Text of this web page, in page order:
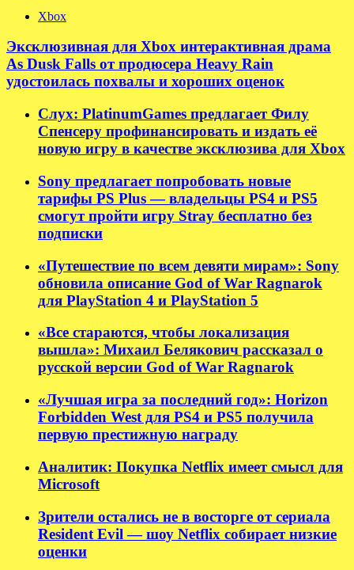
Xbox
Эксклюзивная для Xbox интерактивная драма
As Dusk Falls от продюсера Heavy Rain
удостоилась похвалы и хороших оценок
Слух: PlatinumGames предлагает Филу
Спенсеру профинансировать и издать её
новую игру в качестве эксклюзива для Xbox
Sony предлагает попробовать новые
тарифы PS Plus — владельцы PS4 и PS5
смогут пройти игру Stray бесплатно без
подписки
«Путешествие по всем девяти мирам»: Sony
обновила описание God of War Ragnarok
для PlayStation 4 и PlayStation 5
«Все стараются, чтобы локализация
вышла»: Михаил Белякович рассказал о
русской версии God of War Ragnarok
«Лучшая игра за последний год»: Horizon
Forbidden West для PS4 и PS5 получила
первую престижную награду
Аналитик: Покупка Netflix имеет смысл для
Microsoft
Зрители остались не в восторге от сериала
Resident Evil — шоу Netflix собирает низкие
оценки